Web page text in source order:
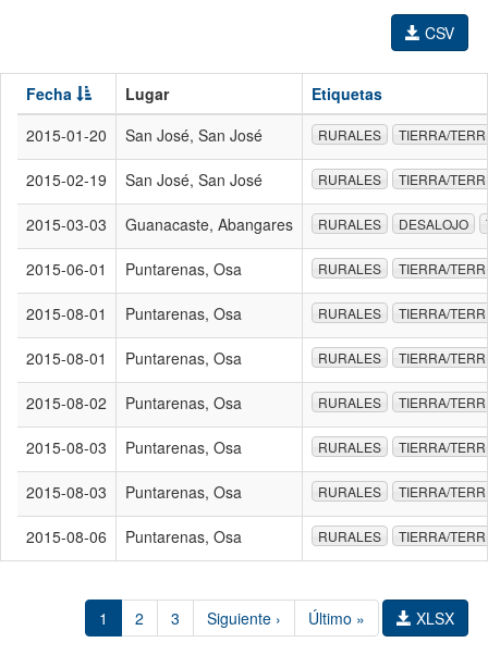
CSV
Fecha Lugar
Etiquetas
2015-01-20
San José, San José RURALES TIERRA/
2015-02-19 San José, San José RURALES TIERRA/
2015-03-03 Guanacaste, Abangares RURALES DESALOJO
2015-06-01 Puntarenas, Osa RURALES TIERRA/
2015-08-01 Puntarenas, Osa RURALES TIERRA/
2015-08-01 Puntarenas, Osa RURALES TIERRA/
2015-08-02 Puntarenas, Osa RURALES TIERRA/
2015-08-03 Puntarenas, Osa RURALES TIERRA/
2015-08-03 Puntarenas, Osa RURALES TIERRA/
2015-08-06 Puntarenas, Osa RURALES TIERRA/
1 2 3 Siguiente › Último » XLSX